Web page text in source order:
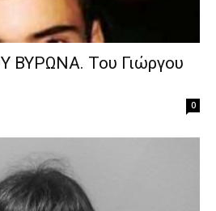
ΒΥΡΩΝΑ. Του Γιώργου
0